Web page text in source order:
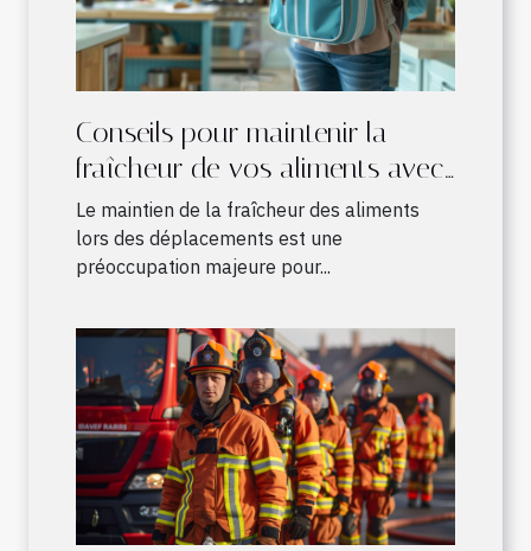
Conseils pour maintenir la
fraîcheur de vos aliments avec
un sac à dos isotherme
Le maintien de la fraîcheur des aliments
lors des déplacements est une
préoccupation majeure pour...